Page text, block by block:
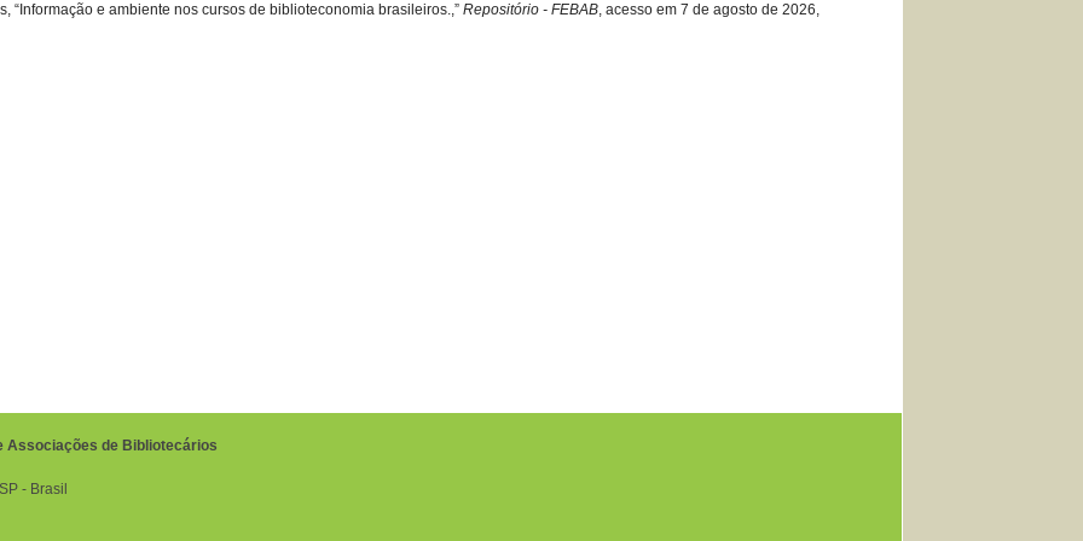
“Informação e ambiente nos cursos de biblioteconomia brasileiros.,”Repositório - FEBAB, acesso em 7 de agosto de 2026,
Associações de Bibliotecários
‐ Brasil